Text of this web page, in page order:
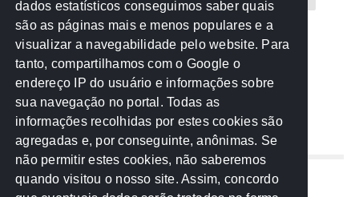
MPF Notícias PF PGE-MT PGR
Receita Federal Sem categoria
TCE-MT TCU TRE
REDE NOS ESTADOS
Mato Grosso do Sul
dados estatísticos conseguimos saber quais
são as páginas mais e menos populares e a
visualizar a navegabilidade pelo website. Para
tanto, compartilhamos com o Google o
endereço IP do usuário e informações sobre
sua navegação no portal. Todas as
informações recolhidas por estes cookies são
agregadas e, por conseguinte, anônimas. Se
não permitir estes cookies, não saberemos
quando visitou o nosso site. Assim, concordo